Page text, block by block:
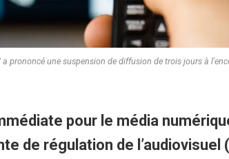
a prononcé une suspension de diffusion de trois jours à
pour le média
de régulation de l’audiovisuel